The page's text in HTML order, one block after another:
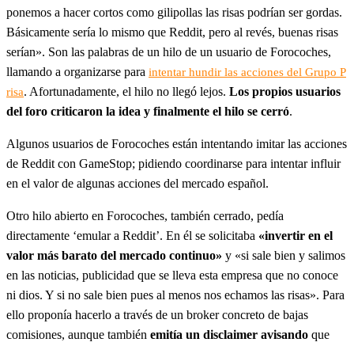
ponemos a hacer cortos como gilipollas las risas podrían ser gordas.
Básicamente sería lo mismo que Reddit, pero al revés, buenas risas
serían». Son las palabras de un hilo de un usuario de Forocoches,
llamando a organizarse para intentar hundir las acciones del Grupo P
risa. Afortunadamente, el hilo no llegó lejos. Los propios usuarios
del foro criticaron la idea y finalmente el hilo se cerró.
Algunos usuarios de Forocoches están intentando imitar las acciones
de Reddit con GameStop; pidiendo coordinarse para intentar influir
en el valor de algunas acciones del mercado español.
Otro hilo abierto en Forocoches, también cerrado, pedía
directamente ‘emular a Reddit’. En él se solicitaba «invertir en el
valor más barato del mercado continuo» y «si sale bien y salimos
en las noticias, publicidad que se lleva esta empresa que no conoce
ni dios. Y si no sale bien pues al menos nos echamos las risas». Para
ello proponía hacerlo a través de un broker concreto de bajas
comisiones, aunque también emitía un disclaimer avisando que